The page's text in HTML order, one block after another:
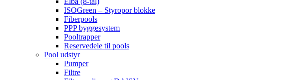
ISOGreen – Styropor blokke
Fiberpools
PPP byggesystem
Pooltrapper
Reservedele til pools
Pool udstyr
Pumper
Filtre